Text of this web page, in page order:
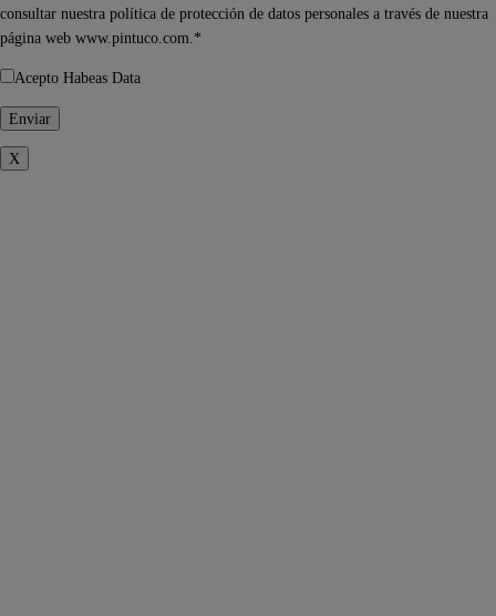
consultar nuestra política de protección de datos personales a través de nuestra
página web www.pintuco.com.*
Acepto Habeas Data
X